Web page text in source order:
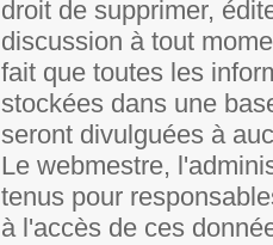
droit de supprimer,
discussion à tout
fait que toutes les
stockées dans une
seront divulguées à
Le webmestre,
tenus pour
à l'accès de ces